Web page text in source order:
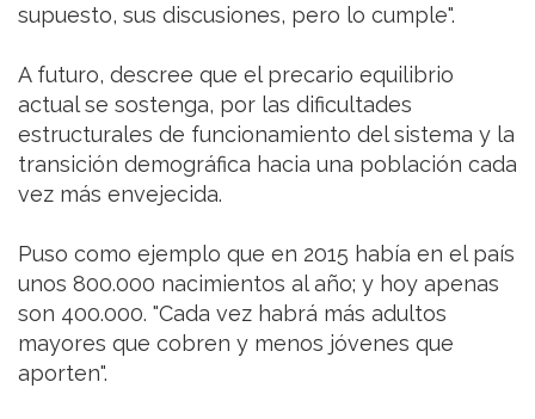
supuesto, sus discusiones, pero lo cumple".
A futuro, descree que el precario equilibrio
actual se sostenga, por las dificultades
estructurales de funcionamiento del sistema y la
transición demográfica hacia una población cada
vez más envejecida.
Puso como ejemplo que en 2015 había en el país
unos 800.000 nacimientos al año; y hoy apenas
son 400.000. "Cada vez habrá más adultos
mayores que cobren y menos jóvenes que
aporten".